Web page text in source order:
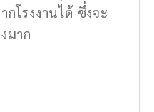
กโรงงานได้ ซึ่งจะ
มาก